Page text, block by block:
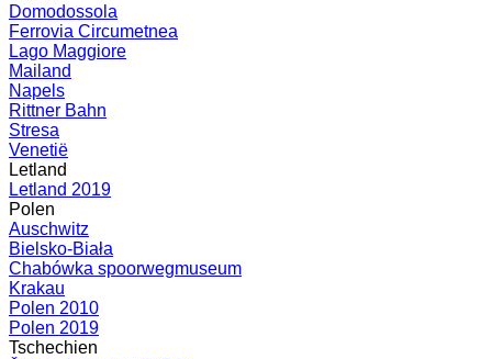
Domodossola
Ferrovia Circumetnea
Lago Maggiore
Mailand
Napels
Rittner Bahn
Stresa
Venetië
Letland
Letland 2019
Polen
Auschwitz
Bielsko-Biała
Chabówka spoorwegmuseum
Krakau
Polen 2010
Polen 2019
Tschechien